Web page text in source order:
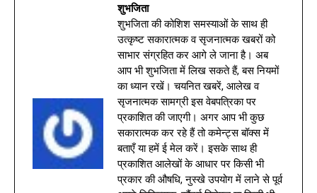
शुभजिता
शुभजिता की कोशिश समस्याओं के साथ ही
उत्कृष्ट सकारात्मक व सृजनात्मक खबरों को
साभार संग्रहित कर आगे ले जाना है। अब
आप भी शुभजिता में लिख सकते हैं, बस नियमों
का ध्यान रखें। चयनित खबरें, आलेख व
सृजनात्मक सामग्री इस वेबपत्रिका पर
प्रकाशित की जाएगी। अगर आप भी कुछ
सकारात्मक कर रहे हैं तो कमेन्ट्स बॉक्स में
बताएँ या हमें ई मेल करें। इसके साथ ही
प्रकाशित आलेखों के आधार पर किसी भी
प्रकार की औषधि, नुस्खे उपयोग में लाने से पूर्व